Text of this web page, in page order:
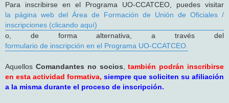
Para inscribirse en el Programa UO-CCATCEO, puedes visitar
la página web del Área de Formación de Unión de Oficiales /
inscripciones (clicando aquí)
o, de forma alternativa, a través del
formulario de inscripción en el Programa UO-CCATCEO.
Aquellos Comandantes no socios ,también podrán inscribirse
en esta actividad formativa, siempre que soliciten su afiliación
a la misma durante el proceso de inscripción.